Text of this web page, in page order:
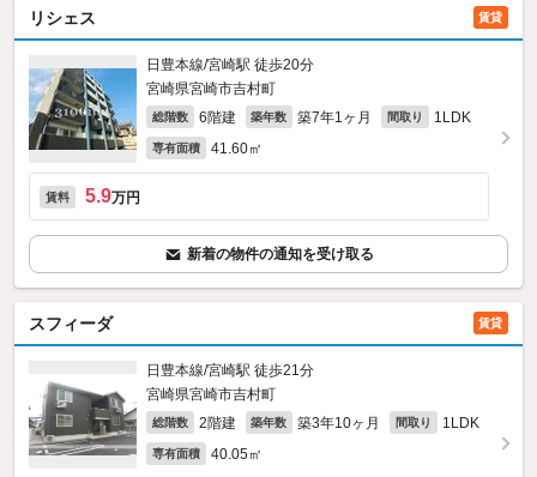
リシェス 賃貸
日豊本線/宮崎駅 徒歩20分
宮崎県宮崎市吉村町
総階数 6階建 築年数 築7年1ヶ月 間取り 1LDK
専有面積 41.60㎡
賃料 5.9万円
新着の物件の通知を受け取る
スフィーダ 賃貸
日豊本線/宮崎駅 徒歩21分
宮崎県宮崎市吉村町
総階数 2階建 築年数 築3年10ヶ月 間取り 1LDK
専有面積 40.05㎡